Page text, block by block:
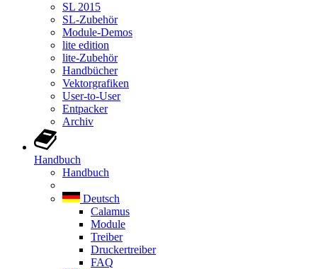
SL 2015
SL-Zubehör
Module-Demos
lite edition
lite-Zubehör
Handbücher
Vektorgrafiken
User-to-User
Entpacker
Archiv
Handbuch
Handbuch
Deutsch
Calamus
Module
Treiber
Druckertreiber
FAQ